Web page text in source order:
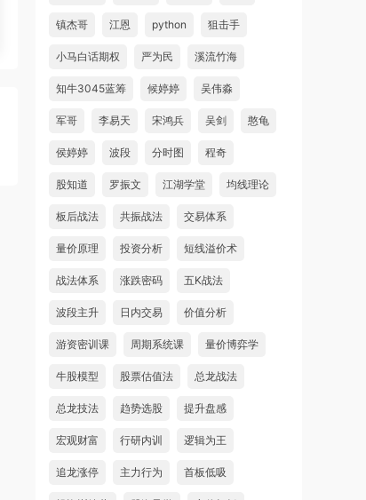
镇杰哥 江恩 python 狙击手
小马白话期权 严为民 溪流竹海
知牛3045蓝筹 候婷婷 吴伟淼
军哥 李易天 宋鸿兵 吴剑 憨龟
侯婷婷 波段 分时图 程奇
股知道 罗振文 江湖学堂 均线理论
板后战法 共振战法 交易体系
量价原理 投资分析 短线溢价术
战法体系 涨跌密码 五K战法
波段主升 日内交易 价值分析
游资密训课 周期系统课 量价博弈学
牛股模型 股票估值法 总龙战法
总龙技法 趋势选股 提升盘感
宏观财富 行研内训 逻辑为王
追龙涨停 主力行为 首板低吸